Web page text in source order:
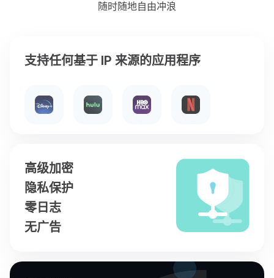
随时随地自由冲浪
支持任何基于 IP 来源的应用程序
高级加密
隐私保护
零日志
无广告